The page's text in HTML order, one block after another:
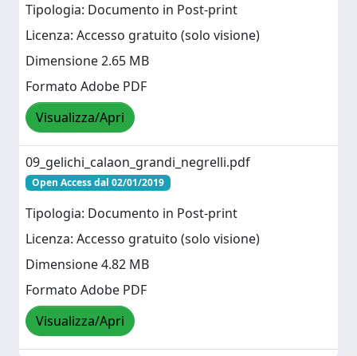
Tipologia: Documento in Post-print
Licenza: Accesso gratuito (solo visione)
Dimensione 2.65 MB
Formato Adobe PDF
Visualizza/Apri
09_gelichi_calaon_grandi_negrelli.pdf
Open Access dal 02/01/2019
Tipologia: Documento in Post-print
Licenza: Accesso gratuito (solo visione)
Dimensione 4.82 MB
Formato Adobe PDF
Visualizza/Apri